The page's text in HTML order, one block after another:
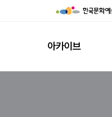
아카이브